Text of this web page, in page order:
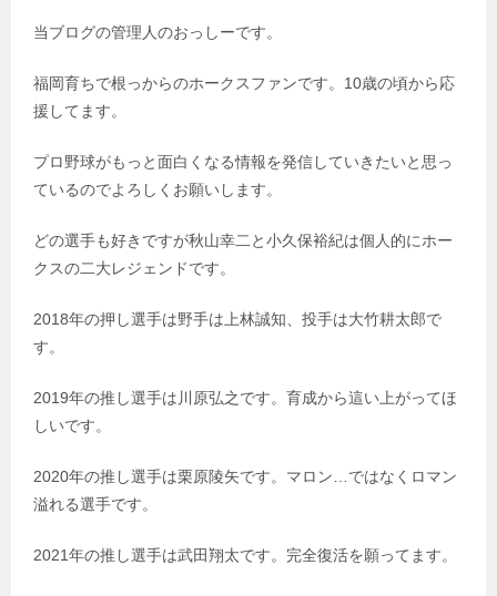
当ブログの管理人のおっしーです。
福岡育ちで根っからのホークスファンです。10歳の頃から応
援してます。
プロ野球がもっと面白くなる情報を発信していきたいと思っ
ているのでよろしくお願いします。
どの選手も好きですが秋山幸二と小久保裕紀は個人的にホー
クスの二大レジェンドです。
2018年の押し選手は野手は上林誠知、投手は大竹耕太郎で
す。
2019年の推し選手は川原弘之です。育成から這い上がってほ
しいです。
2020年の推し選手は栗原陵矢です。マロン…ではなくロマン
溢れる選手です。
2021年の推し選手は武田翔太です。完全復活を願ってます。